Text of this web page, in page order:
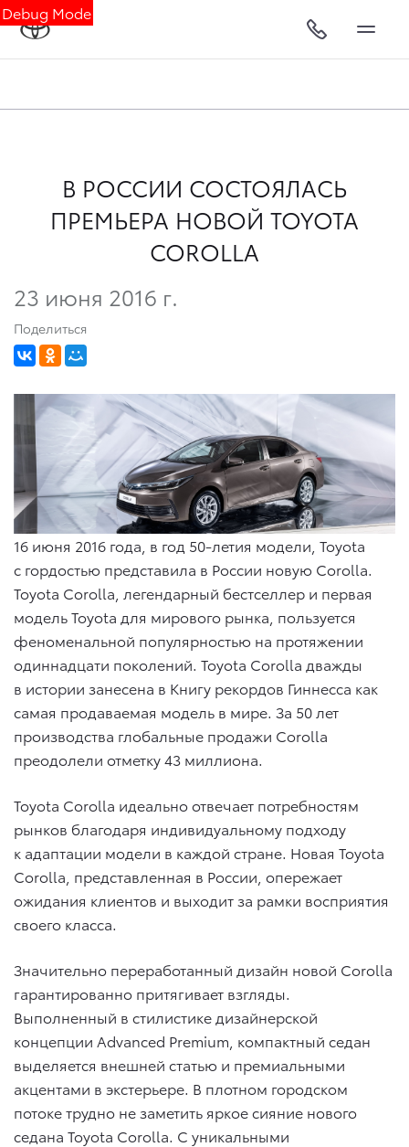
Debug Mode
В РОССИИ СОСТОЯЛАСЬ
ПРЕМЬЕРА НОВОЙ TOYOTA
COROLLA
23 июня 2016 г.
Поделиться
16 июня 2016 года, в год 50-летия модели, Toyota
с гордостью представила в России новую Corolla.
Toyota Corolla, легендарный бестселлер и первая
модель Toyota для мирового рынка, пользуется
феноменальной популярностью на протяжении
одиннадцати поколений. Toyota Corolla дважды
в истории занесена в Книгу рекордов Гиннесса как
самая продаваемая модель в мире. За 50 лет
производства глобальные продажи Corolla
преодолели отметку 43 миллиона.
Toyota Corolla идеально отвечает потребностям
рынков благодаря индивидуальному подходу
к адаптации модели в каждой стране. Новая Toyota
Corolla, представленная в России, опережает
ожидания клиентов и выходит за рамки восприятия
своего класса.
Значительно переработанный дизайн новой Corolla
гарантированно притягивает взгляды.
Выполненный в стилистике дизайнерской
концепции Advanced Premium, компактный седан
выделяется внешней статью и премиальными
акцентами в экстерьере. В плотном городском
потоке трудно не заметить яркое сияние нового
седана Toyota Corolla. С уникальными